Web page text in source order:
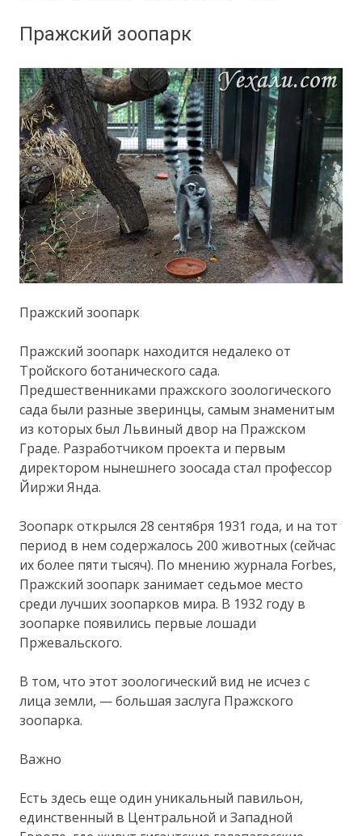
Пражский зоопарк
Пражский зоопарк
Пражский зоопарк находится недалеко от
Тройского ботанического сада.
Предшественниками пражского зоологического
сада были разные зверинцы, самым знаменитым
из которых был Львиный двор на Пражском
Граде. Разработчиком проекта и первым
директором нынешнего зоосада стал профессор
Йиржи Янда.
Зоопарк открылся 28 сентября 1931 года, и на тот
период в нем содержалось 200 животных (сейчас
их более пяти тысяч). По мнению журнала Forbes,
Пражский зоопарк занимает седьмое место
среди лучших зоопарков мира. В 1932 году в
зоопарке появились первые лошади
Пржевальского.
В том, что этот зоологический вид не исчез с
лица земли, — большая заслуга Пражского
зоопарка.
Важно
Есть здесь еще один уникальный павильон,
единственный в Центральной и Западной